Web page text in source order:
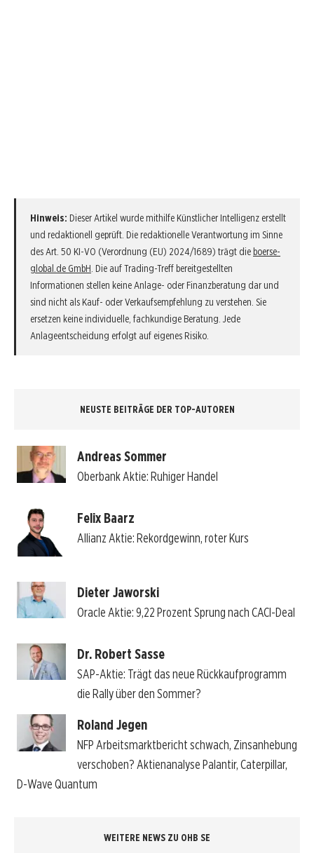
Hinweis: Dieser Artikel wurde mithilfe Künstlicher Intelligenz erstellt
und redaktionell geprüft. Die redaktionelle Verantwortung im Sinne
des Art. 50 KI-VO (Verordnung (EU) 2024/1689) trägt die boerse-
global.de GmbH . Die auf Trading-Treff bereitgestellten
Informationen stellen keine Anlage- oder Finanzberatung dar und
sind nicht als Kauf- oder Verkaufsempfehlung zu verstehen. Sie
ersetzen keine individuelle, fachkundige Beratung. Jede
Anlageentscheidung erfolgt auf eigenes Risiko.
NEUSTE BEITRÄGE DER TOP-AUTOREN
Andreas Sommer
Oberbank Aktie: Ruhiger Handel
Felix Baarz
Allianz Aktie: Rekordgewinn, roter Kurs
Dieter Jaworski
Oracle Aktie: 9,22 Prozent Sprung nach CACI-Deal
Dr. Robert Sasse
SAP-Aktie: Trägt das neue Rückkaufprogramm
die Rally über den Sommer?
Roland Jegen
NFP Arbeitsmarktbericht schwach, Zinsanhebung
verschoben? Aktienanalyse Palantir, Caterpillar,
D-Wave Quantum
WEITERE NEWS ZU OHB SE